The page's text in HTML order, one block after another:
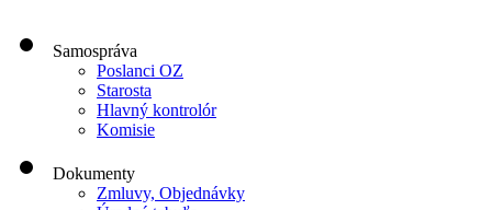
Samospráva
Poslanci OZ
Starosta
Hlavný kontrolór
Komisie
Dokumenty
Zmluvy, Objednávky